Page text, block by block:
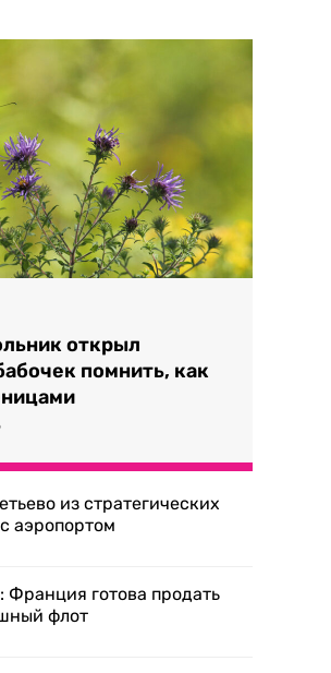
открыл
помнить, как
из стратегических
аэропортом
Франция готова продать
флот